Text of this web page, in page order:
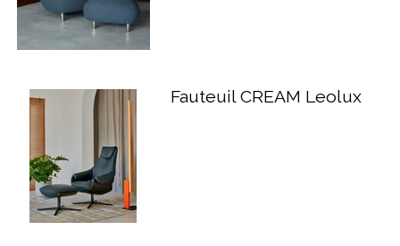
Fauteuil CREAM Leolux